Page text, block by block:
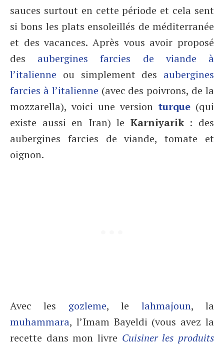
sauces surtout en cette période et cela sent
si bons les plats ensoleillés de méditerranée
et des vacances. Après vous avoir proposé
des aubergines farcies de viande à
l’italienne ou simplement des aubergines
farcies à l’italienne (avec des poivrons, de la
mozzarella), voici une version turque (qui
existe aussi en Iran) le Karniyarik : des
aubergines farcies de viande, tomate et
oignon.
Avec les gozleme, le lahmajoun, la
muhammara, l’Imam Bayeldi (vous avez la
recette dans mon livre Cuisiner les produits